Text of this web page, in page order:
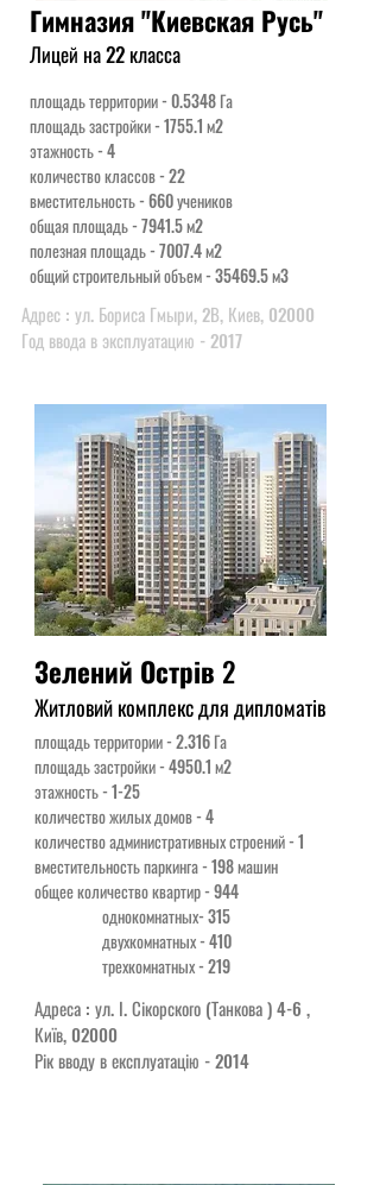
Гимназия "Киевская Русь"
Лицей на 22 класса
Адрес : ул. Бориса Гмыри, 2В, Киев, 02000
Год ввода в эксплуатацию - 2017
площадь территории - 0.5348 Га
площадь застройки - 1755.1 м2
этажность - 4
количество классов - 22
вместительность - 660 учеников
общая площадь - 7941.5 м2
полезная площадь - 7007.4 м2
общий строительный объем - 35469.5 м3
Зелений Острів 2
Житловий комплекс для дипломатів
Адреса : ул. І. Сікорского (Танкова ) 4-6 ,
Київ, 02000
Рік вводу в експлуатацію - 2014
площадь территории - 2.316 Га
площадь застройки - 4950.1 м2
этажность - 1-25
количество жилых домов - 4
количество административных строений - 1
вместительность паркинга - 198 машин
общее количество квартир - 944
однокомнатных- 315
двухкомнатных - 410
трехкомнатных - 219